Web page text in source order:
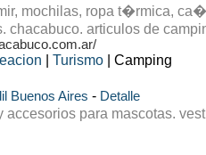
mochilas, ropa t�rmica,
chacabuco. articulos de
| Turismo | Camping
Buenos Aires - Detalle
accesorios para mascotas.